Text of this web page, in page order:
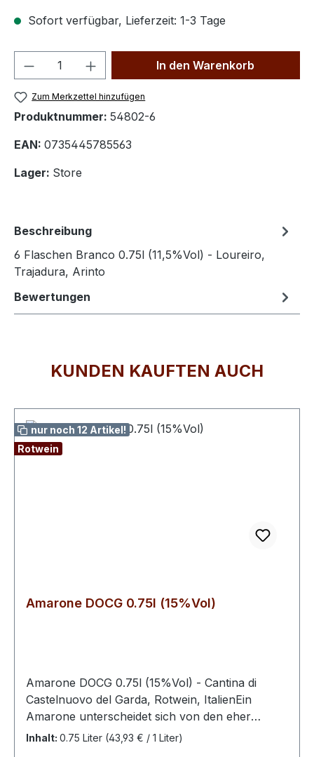
Sofort verfügbar, Lieferzeit: 1-3 Tage
Produkt Anzahl: Gib denIn den Warenkorb
Zum Merkzettel hinzufügen
Produktnummer: 54802-6
EAN: 0735445785563
Lager: Store
Beschreibung
6 Flaschen Branco 0.75l (11,5%Vol) - Loureiro,
Trajadura, Arinto
Bewertungen
KUNDEN KAUFTEN AUCH
nur noch 12 Artikel!
Rotwein
Amarone DOCG 0.75l (15%Vol)
Amarone DOCG 0.75l (15%Vol) - Cantina di
Castelnuovo del Garda, Rotwein, ItalienEin
Amarone unterscheidet sich von den eher
leichteren Valpolicella-Weinen, die in Italien
Inhalt: 0.75 Liter (43,93 € / 1 Liter)